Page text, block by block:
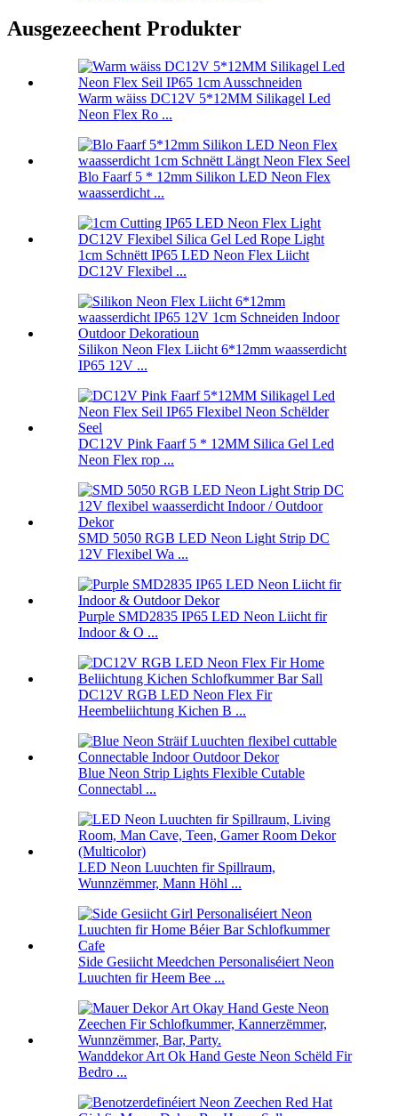
Ausgezeechent Produkter
Warm wäiss DC12V 5*12MM Silikagel Led
Neon Flex Ro ...
Blo Faarf 5 * 12mm Silikon LED Neon Flex
waasserdicht ...
1cm Schnëtt IP65 LED Neon Flex Liicht
DC12V Flexibel ...
Silikon Neon Flex Liicht 6*12mm waasserdicht
IP65 12V ...
DC12V Pink Faarf 5 * 12MM Silica Gel Led
Neon Flex rop ...
SMD 5050 RGB LED Neon Light Strip DC
12V Flexibel Wa ...
Purple SMD2835 IP65 LED Neon Liicht fir
Indoor & O ...
DC12V RGB LED Neon Flex Fir
Heembeliichtung Kichen B ...
Blue Neon Strip Lights Flexible Cutable
Connectabl ...
LED Neon Luuchten fir Spillraum,
Wunnzëmmer, Mann Höhl ...
Side Gesiicht Meedchen Personaliséiert Neon
Luuchten fir Heem Bee ...
Wanddekor Art Ok Hand Geste Neon Schëld Fir
Bedro ...